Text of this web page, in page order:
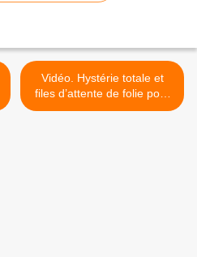
Vidéo. Hystérie totale et
files d’attente de folie pour
le nouveau numéro de